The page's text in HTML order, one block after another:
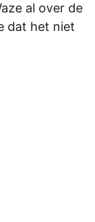
al over de
dat het niet